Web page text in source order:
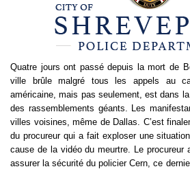
Quatre jours ont passé depuis la mort de
ville brûle malgré tous les appels au
américaine, mais pas seulement, est dans
des rassemblements géants. Les
villes voisines, même de Dallas. C’est
du procureur qui a fait exploser une
cause de la vidéo du meurtre. Le procureur
assurer la sécurité du policier Cern, ce